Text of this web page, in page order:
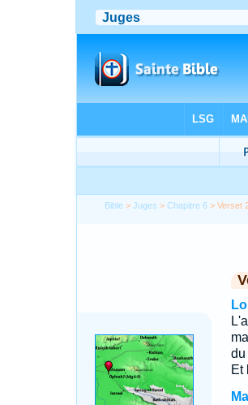
Bible >Juges >Chapitre 6 > Verset
du
Et